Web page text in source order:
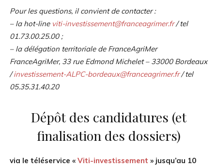
Pour les questions, il convient de contacter :
– la hot-line viti-investissement@franceagrimer.fr/ tel
01.73.00.25.00 ;
– la délégation territoriale de FranceAgriMer
FranceAgriMer, 33 rue Edmond Michelet – 33000 Bordeaux
/investissement-ALPC-bordeaux@franceagrimer.fr/ tel
05.35.31.40.20
Dépôt des candidatures (et
finalisation des dossiers)
via le téléservice « Viti-investissement » jusqu’au 10